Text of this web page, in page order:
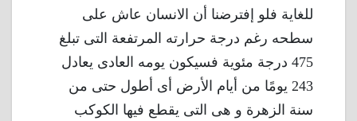
للغاية فلو إفترضنا أن الانسان عاش على
سطحه رغم درجة حرارته المرتفعة التى تبلغ
475 درجة مئوية فسيكون يومه العادى يعادل
243 يومًا من أيام الأرض أى أطول حتى من
سنة الزهرة و هى التى يقطع فيها الكوكب